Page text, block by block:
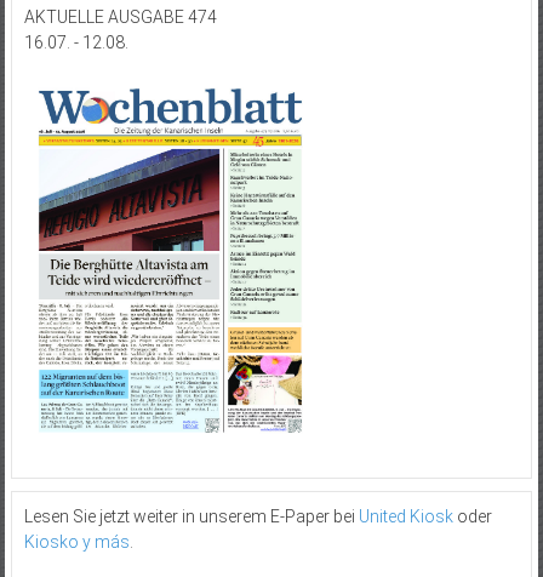
AKTUELLE AUSGABE 474
16.07. - 12.08.
Lesen Sie jetzt weiter in unserem E-Paper bei United Kioskoder
Kiosko y más